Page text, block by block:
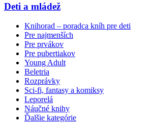
Deti a mládež
Knihorad – poradca kníh pre deti
Pre najmenších
Pre prvákov
Pre pubertiakov
Young Adult
Beletria
Rozprávky
Sci-fi, fantasy a komiksy
Leporelá
Náučné knihy
Ďalšie kategórie